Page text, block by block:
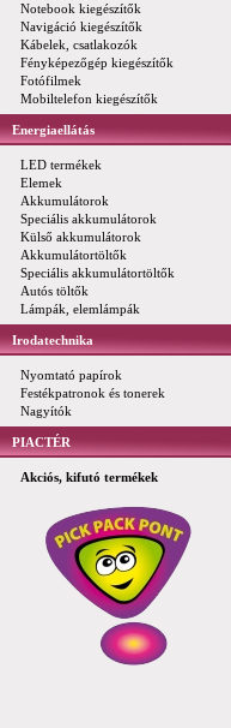
Notebook kiegészítők
Navigáció kiegészítők
Kábelek, csatlakozók
Fényképezőgép kiegészítők
Fotófilmek
Mobiltelefon kiegészítők
Energiaellátás
LED termékek
Elemek
Akkumulátorok
Speciális akkumulátorok
Külső akkumulátorok
Akkumulátortöltők
Speciális akkumulátortöltők
Autós töltők
Lámpák, elemlámpák
Irodatechnika
Nyomtató papírok
Festékpatronok és tonerek
Nagyítók
PIACTÉR
Akciós, kifutó termékek